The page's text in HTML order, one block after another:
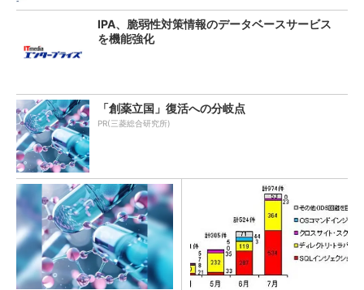
IPA、脆弱性対策情報のデータベースサービス
を機能強化
「創薬立国」復活への分岐点
PR(三菱総合研究所)